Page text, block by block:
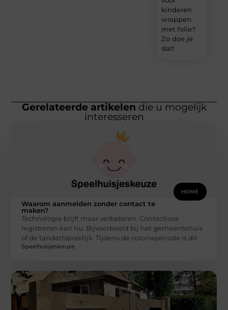
kinderen
wrappen
met folie?
Zo doe je
dat!
Gerelateerde artikelen die u mogelijk
interesseren
HOME
Waarom aanmelden zonder contact te
maken?
Technologie blijft maar verbeteren. Contactloos
registreren kan nu. Bijvoorbeeld bij het gemeentehuis
of de tandartspraktijk. Tijdens de coronaperiode is dit
Speelhuisjeskeuze